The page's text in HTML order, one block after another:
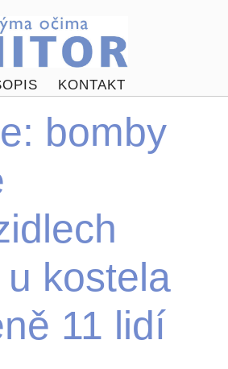
KONTAKT
bomby
kostela
11 lidí